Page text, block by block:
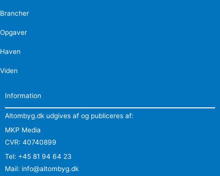
Brancher
Opgaver
Haven
Viden
Information
Altombyg.dk udgives af og publiceres af:
MKP Media
CVR: 40740899
Tel: +45 81 94 64 23
Mail: info@altombyg.dk